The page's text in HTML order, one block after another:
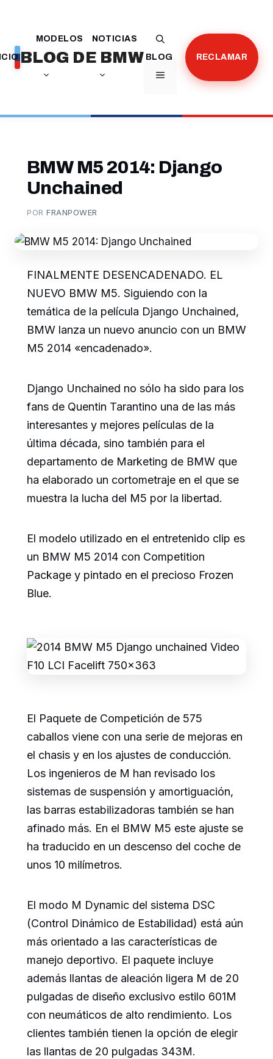
contenido
BLOG DE BMW
MENÚ
MODELOS
NOTICIAS
BLOG
RECLAMAR
BMW M5 2014: Django
Unchained
PORFRANPOWER
FINALMENTE DESENCADENADO. EL
NUEVO BMW M5. Siguiendo con la
temática de la película Django Unchained,
BMW lanza un nuevo anuncio con un BMW
M5 2014 «encadenado».
Django Unchained no sólo ha sido para los
fans de Quentin Tarantino una de las más
interesantes y mejores películas de la
última década, sino también para el
departamento de Marketing de BMW que
ha elaborado un cortometraje en el que se
muestra la lucha del M5 por la libertad.
El modelo utilizado en el entretenido clip es
un BMW M5 2014 con Competition
Package y pintado en el precioso Frozen
Blue.
El Paquete de Competición de 575
caballos viene con una serie de mejoras en
el chasis y en los ajustes de conducción.
Los ingenieros de M han revisado los
sistemas de suspensión y amortiguación,
las barras estabilizadoras también se han
afinado más. En el BMW M5 este ajuste se
ha traducido en un descenso del coche de
unos 10 milímetros.
El modo M Dynamic del sistema DSC
(Control Dinámico de Estabilidad) está aún
más orientado a las características de
manejo deportivo. El paquete incluye
además llantas de aleación ligera M de 20
pulgadas de diseño exclusivo estilo 601M
con neumáticos de alto rendimiento. Los
clientes también tienen la opción de elegir
las llantas de 20 pulgadas 343M.